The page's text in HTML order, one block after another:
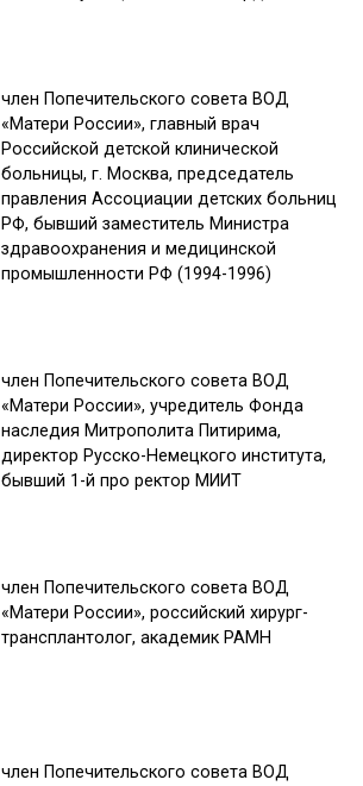
член Попечительского совета ВОД
«Матери России», главный врач
Российской детской клинической
больницы, г. Москва, председатель
правления Ассоциации детских больниц
РФ, бывший заместитель Министра
здравоохранения и медицинской
промышленности РФ (1994-1996)
член Попечительского совета ВОД
«Матери России», учредитель Фонда
наследия Митрополита Питирима,
директор Русско-Немецкого института,
бывший 1-й про ректор МИИТ
член Попечительского совета ВОД
«Матери России», российский хирург-
трансплантолог, академик РАМН
член Попечительского совета ВОД